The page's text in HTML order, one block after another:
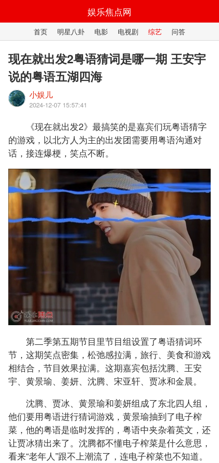
娱乐焦点网
首页 明星八卦 电影 电视剧 综艺 问答
现在就出发2粤语猜词是哪一期 王安宇
说的粤语五湖四海
小娱儿
2024-12-07 15:57:41
《现在就出发2》最搞笑的是嘉宾们玩粤语猜字
的游戏，以北方人为主的出发团需要用粤语沟通对
话，接连爆梗，笑点不断。
第二季第五期节目里节目组设置了粤语猜词环
节，这期笑点密集，松弛感拉满，旅行、美食和游戏
相结合，节目效果拉满。这期嘉宾包括沈腾、王安
宇、黄景瑜、姜妍、沈腾、宋亚轩、贾冰和金晨。
沈腾、贾冰、黄景瑜和姜妍组成了东北四人组，
他们要用粤语进行猜词游戏，黄景瑜抽到了电子榨
菜，他的粤语是临时发挥的，粤语中夹杂着英文，还
让贾冰猜出来了。沈腾都不懂电子榨菜是什么意思，
看来“老年人”跟不上潮流了，连电子榨菜也不知道。